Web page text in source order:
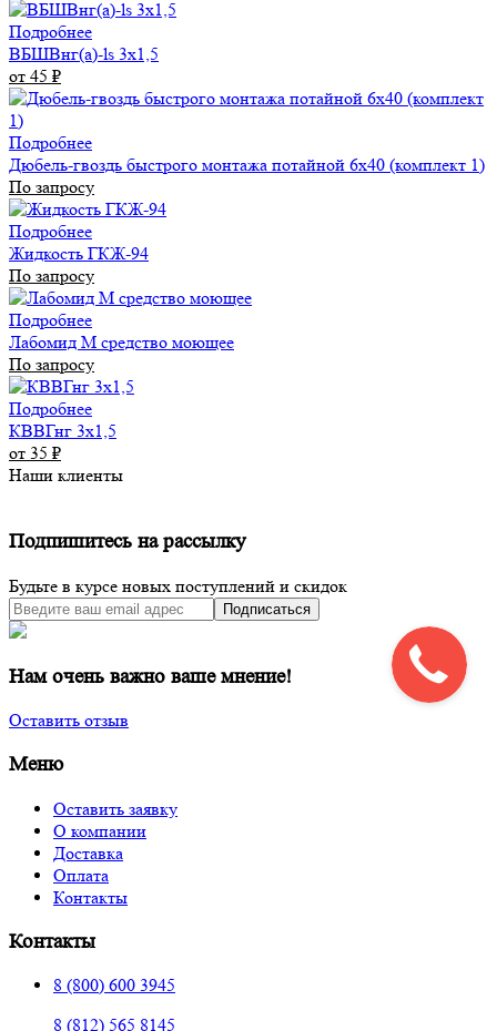
Подробнее
ВБШВнг(а)-ls 3х1,5
от 45 ₽
Подробнее
Дюбель-гвоздь быстрого монтажа потайной 6х40 (комплект 1)
По запросу
Подробнее
Жидкость ГКЖ-94
По запросу
Подробнее
Лабомид М средство моющее
По запросу
Подробнее
КВВГнг 3х1,5
от 35 ₽
Наши клиенты
Подпишитесь на рассылку
Будьте в курсе новых поступлений и скидок
Подписаться
Нам очень важно ваше мнение!
Оставить отзыв
Меню
Оставить заявку
О компании
Доставка
Оплата
Контакты
Контакты
8 (800) 600 3945
8 (812) 565 8145